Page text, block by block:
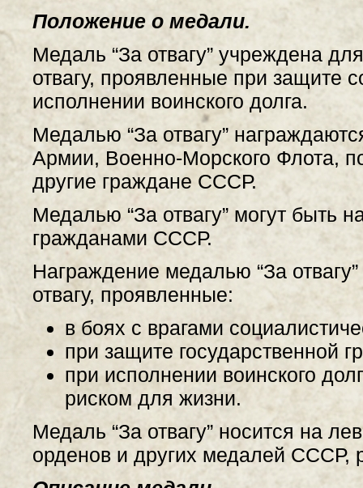
Положение о медали.
Медаль “За отвагу” учреждена
отвагу, проявленные при защите
исполнении воинского долга.
Медалью “За отвагу”
Армии, Военно-Морского Флота,
другие граждане СССР.
Медалью “За отвагу” могут быть
гражданами СССР.
Награждение медалью “За
отвагу, проявленные:
в боях с врагами
при защите государственной
при исполнении воинского
риском для жизни.
Медаль “За отвагу” носится на
орденов и других медалей СССР,